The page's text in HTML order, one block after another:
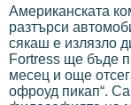
Американската
разтърси
сякаш е излязло
Fortress ще бъде
месец и още
офроуд пикап“.